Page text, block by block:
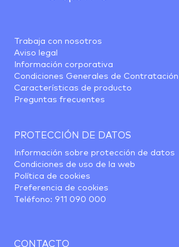
Trabaja con nosotros
Aviso legal
Información corporativa
Condiciones Generales de Contratación
Características de producto
Preguntas frecuentes
PROTECCIÓN DE DATOS
Información sobre protección de datos
Condiciones de uso de la web
Política de cookies
Preferencia de cookies
Teléfono: 911 090 000
CONTACTO